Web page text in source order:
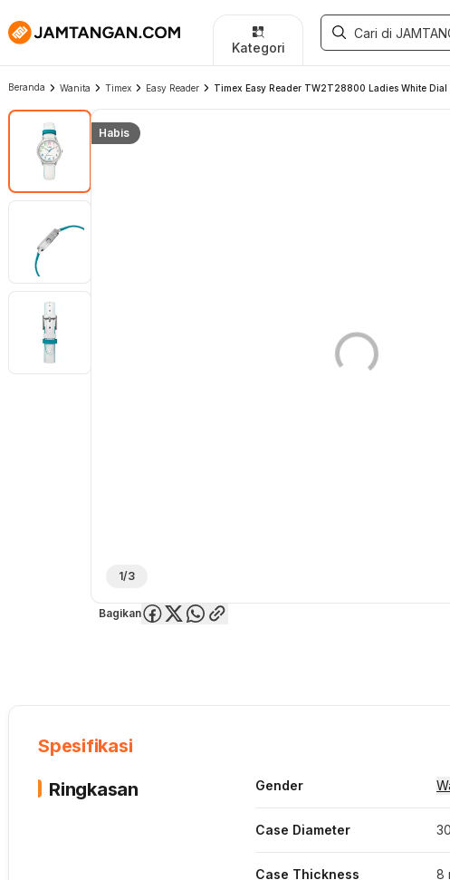
Kategori
Beranda Wanita Timex Easy Reader Timex Easy Reader TW2T28800 Ladies White Dial
Habis
1/3
Bagikan
Spesifikasi
Ringkasan
Gender
Case Diameter
Case Thickness 8